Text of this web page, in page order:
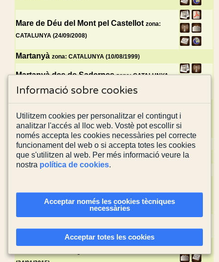
Mare de Déu del Mont pel Castellot zona:
CATALUNYA (24/09/2008)
Martanyà zona: CATALUNYA (10/08/1999)
Martanyà des de Sadernes zona: CATALUNYA
(02/11/2013)
Monteia i la Calma des d’Espinau
zona:
CATALUNYA (13/01/2024)
Montmajor zona: CATALUNYA (09/05/2004)
Montmajor zona: CATALUNYA (16/03/1997)
Montpetit
Montpetit des d'Oix zona: CATALUNYA (09/12/2017)
Pas del Cabró - Quer Foradat - Cingle de les
Cabres
Informació sobre cookies
Utilitzem cookies per personalitzar el contingut i
analitzar l'accés al lloc web. Vostè pot escollir si
només accepta les cookies necessàries pel correcte
funcionament del web o si accepta totes les cookies
que s'utilitzen al web. Per més informació veure la
nostra política de cookies.
Acceptar només les cookies tècniques
necessàries
Acceptar totes les cookies